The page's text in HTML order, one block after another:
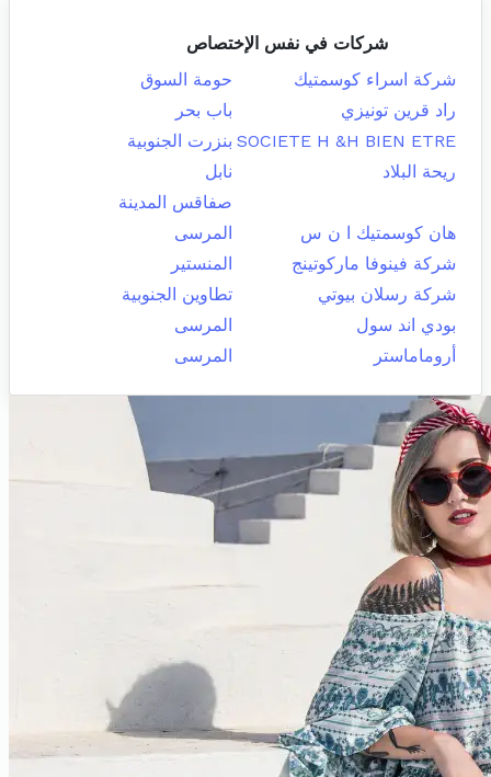
شركات في نفس الإختصاص
شركة اسراء كوسمتيك
حومة السوق
راد قرين تونيزي
باب بحر
SOCIETE H &H BIEN ETRE بنزرت الجنوبية
ريحة البلاد
نابل
صفاقس المدينة
هان كوسمتيك ا ن س
المرسى
شركة فينوفا ماركوتينج
المنستير
شركة رسلان بيوتي
تطاوين الجنوبية
بودي اند سول
المرسى
أروماماستر
المرسى